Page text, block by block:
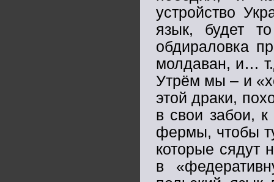
устройство
язык, будет
обдираловка
молдаван, и…
Утрём мы – и
этой драки,
в свои забои,
фермы, чтобы
которые сядут
в